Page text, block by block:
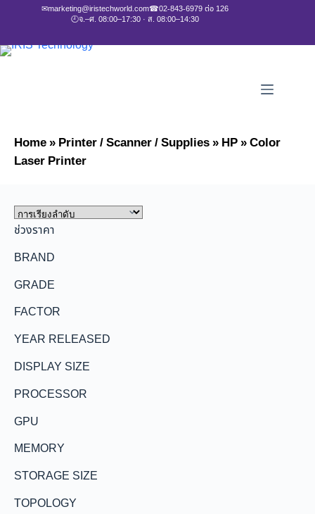
✉marketing@iristechworld.com☎02-843-6979 ต่อ 126
🕘จ.–ศ. 08:00–17:30 · ส. 08:00–14:30
Home»Printer / Scanner / Supplies»HP»Color
Laser Printer
ช่วงราคา
BRAND
GRADE
FACTOR
YEAR RELEASED
DISPLAY SIZE
PROCESSOR
GPU
MEMORY
STORAGE SIZE
TOPOLOGY